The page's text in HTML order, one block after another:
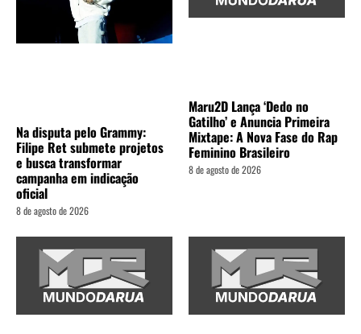
Na disputa pelo Grammy:
Filipe Ret submete projetos
e busca transformar
campanha em indicação
oficial
8 de agosto de 2026
Maru2D Lança ‘Dedo no
Gatilho’ e Anuncia Primeira
Mixtape: A Nova Fase do Rap
Feminino Brasileiro
8 de agosto de 2026